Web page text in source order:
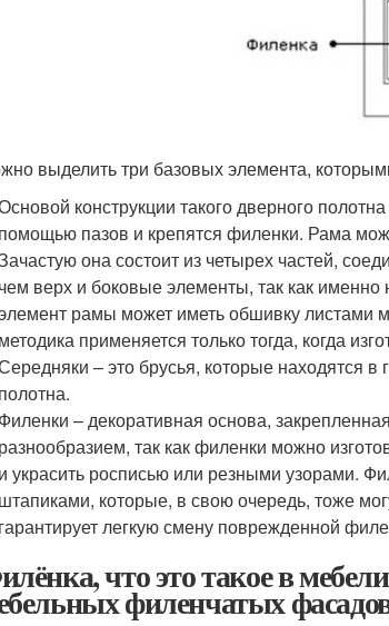
выделить три базовых элемента,
конструкции такого дверного
помощью пазов и крепятся филенки. Рама
она состоит из четырех частей,
чем верх и боковые элементы, так как
рамы может иметь обшивку листами
методика применяется только тогда, когда
– это брусья, которые находятся
полотна.
Филенки – декоративная основа,
разнообразием, так как филенки можно
и украсить росписью или резными узорами.
штапиками, которые, в свою очередь, тоже
гарантирует легкую смену поврежденной
что это такое в
филенчатых